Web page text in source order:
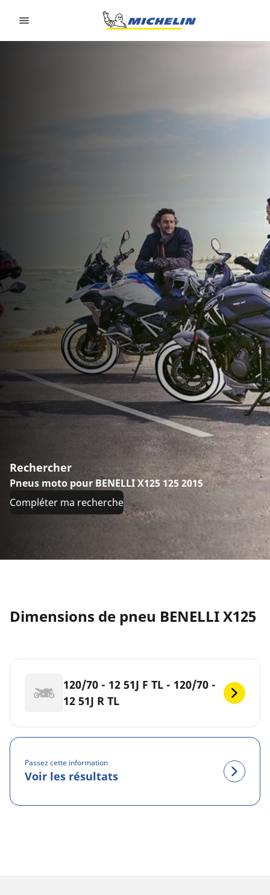
Rechercher
Pneus moto pour BENELLI X125 125 2015
Compléter ma recherche
Dimensions de pneu BENELLI X125
120/70 - 12 51J F TL - 120/70 -
12 51J R TL
Passez cette information
Voir les résultats